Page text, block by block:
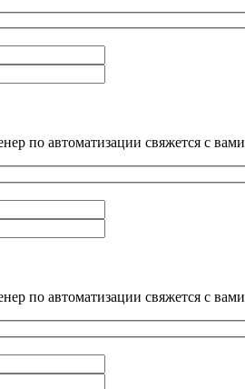
по автоматизации свяжется с вами
по автоматизации свяжется с вами